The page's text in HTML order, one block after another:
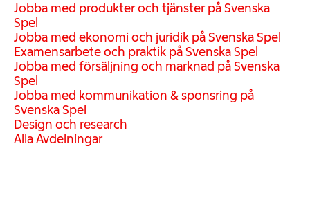
Jobba med produkter och tjänster på Svenska
Spel
Jobba med ekonomi och juridik på Svenska Spel
Examensarbete och praktik på Svenska Spel
Jobba med försäljning och marknad på Svenska
Spel
Jobba med kommunikation & sponsring på
Svenska Spel
Design och research
Alla Avdelningar